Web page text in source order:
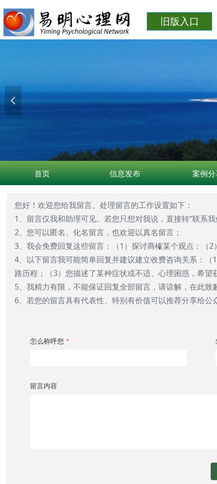
旧版入口
首页 信息发布 案例
넳
您好！欢迎您给我留言。处理留言的工作设置如下：
1、留言仅我和助理可见。若您只想对我说，直接转“联系
2、您可以匿名、化名留言，也欢迎以真名留言；
3、我会免费回复这些留言：（1）探讨商榷某个观点；（
4、以下留言我可能简单回复并建议建立收费咨询关系：
路历程；（3）您描述了某种症状或不适、心理困惑，希望
5、我精力有限，不能保证回复全部留言，请谅解，在此
6、若您的留言具有代表性、特别有价值可
怎么称呼您 *
留言内容